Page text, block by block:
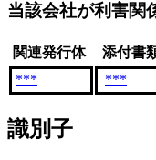
当該会社が利害関
関連発行体
添付書
***
***
識別子